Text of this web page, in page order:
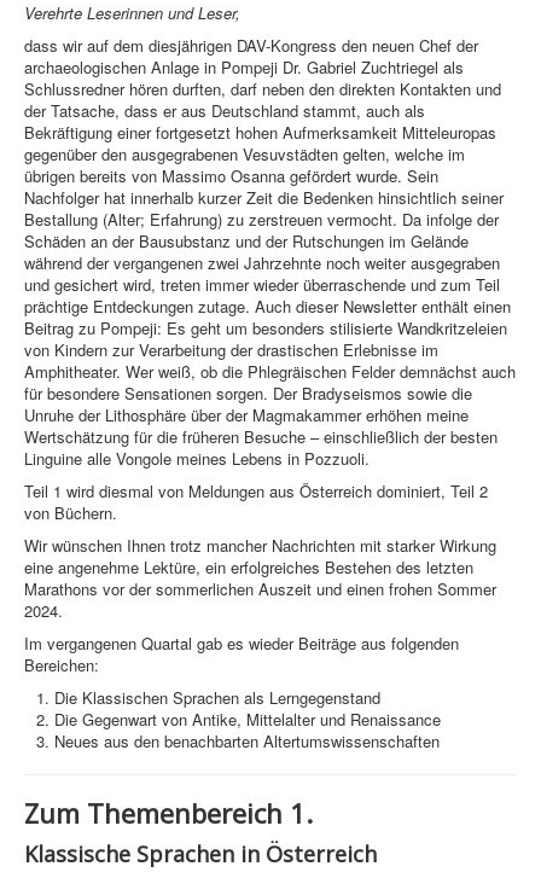
Verehrte Leserinnen und Leser,
dass wir auf dem diesjährigen DAV-Kongress den neuen Chef der
archaeologischen Anlage in Pompeji Dr. Gabriel Zuchtriegel als
Schlussredner hören durften, darf neben den direkten Kontakten und
der Tatsache, dass er aus Deutschland stammt, auch als
Bekräftigung einer fortgesetzt hohen Aufmerksamkeit Mitteleuropas
gegenüber den ausgegrabenen Vesuvstädten gelten, welche im
übrigen bereits von Massimo Osanna gefördert wurde. Sein
Nachfolger hat innerhalb kurzer Zeit die Bedenken hinsichtlich seiner
Bestallung (Alter; Erfahrung) zu zerstreuen vermocht. Da infolge der
Schäden an der Bausubstanz und der Rutschungen im Gelände
während der vergangenen zwei Jahrzehnte noch weiter ausgegraben
und gesichert wird, treten immer wieder überraschende und zum Teil
prächtige Entdeckungen zutage. Auch dieser Newsletter enthält einen
Beitrag zu Pompeji: Es geht um besonders stilisierte Wandkritzeleien
von Kindern zur Verarbeitung der drastischen Erlebnisse im
Amphitheater. Wer weiß, ob die Phlegräischen Felder demnächst auch
für besondere Sensationen sorgen. Der Bradyseismos sowie die
Unruhe der Lithosphäre über der Magmakammer erhöhen meine
Wertschätzung für die früheren Besuche – einschließlich der besten
Linguine alle Vongole meines Lebens in Pozzuoli.
Teil 1 wird diesmal von Meldungen aus Österreich dominiert, Teil 2
von Büchern.
Wir wünschen Ihnen trotz mancher Nachrichten mit starker Wirkung
eine angenehme Lektüre, ein erfolgreiches Bestehen des letzten
Marathons vor der sommerlichen Auszeit und einen frohen Sommer
2024.
Im vergangenen Quartal gab es wieder Beiträge aus folgenden
Bereichen:
Die Klassischen Sprachen als Lerngegenstand
Die Gegenwart von Antike, Mittelalter und Renaissance
Neues aus den benachbarten Altertumswissenschaften
Zum Themenbereich 1.
Klassische Sprachen in Österreich